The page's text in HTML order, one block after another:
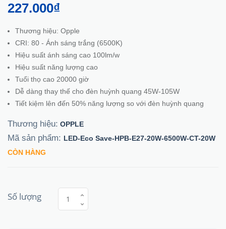
227.000₫
Thương hiệu: Opple
CRI: 80 - Ánh sáng trắng (6500K)
Hiệu suất ánh sáng cao 100lm/w
Hiệu suất năng lượng cao
Tuổi thọ cao 20000 giờ
Dễ dàng thay thế cho đèn huỳnh quang 45W-105W
Tiết kiệm lên đến 50% năng lượng so với đèn huỳnh quang
Thương hiệu: OPPLE
Mã sản phẩm: LED-Eco Save-HPB-E27-20W-6500W-CT-20W
CÒN HÀNG
Số lượng